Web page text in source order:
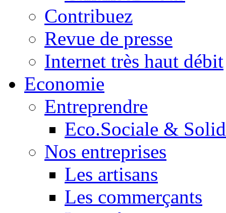
Contribuez
Revue de presse
Internet très haut débit
Economie
Entreprendre
Eco.Sociale &
Nos entreprises
Les artisans
Les commerçants